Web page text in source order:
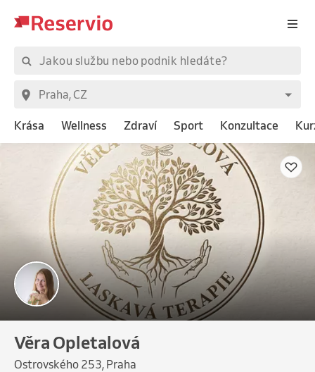
Krása Wellness Zdraví Sport Konzultace
Věra Opletalová
Ostrovského 253, Praha